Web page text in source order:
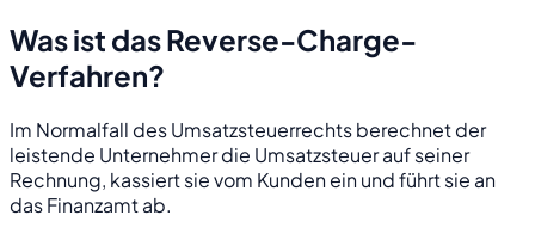
Was ist das Reverse-Charge-
Verfahren?
Im Normalfall des Umsatzsteuerrechts berechnet der
leistende Unternehmer die Umsatzsteuer auf seiner
Rechnung, kassiert sie vom Kunden ein und führt sie an
das Finanzamt ab.